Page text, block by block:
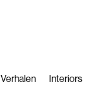
Verhalen Interiors